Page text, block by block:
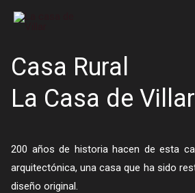
Casa Rural
La Casa de Villar
200 años de historia hacen de esta
arquitectónica, una casa que ha sido
diseño original.